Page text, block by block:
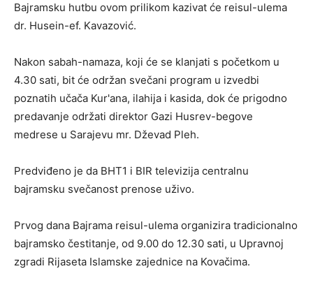
Bajramsku hutbu ovom prilikom kazivat će reisul-ulema
dr. Husein-ef. Kavazović.
Nakon sabah-namaza, koji će se klanjati s početkom u
4.30 sati, bit će održan svečani program u izvedbi
poznatih učača Kur'ana, ilahija i kasida, dok će prigodno
predavanje održati direktor Gazi Husrev-begove
medrese u Sarajevu mr. Dževad Pleh.
Predviđeno je da BHT1 i BIR televizija centralnu
bajramsku svečanost prenose uživo.
Prvog dana Bajrama reisul-ulema organizira tradicionalno
bajramsko čestitanje, od 9.00 do 12.30 sati, u Upravnoj
zgradi Rijaseta Islamske zajednice na Kovačima.